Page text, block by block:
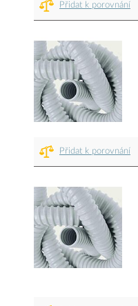
Přidat k porovnání
Přidat k porovnání